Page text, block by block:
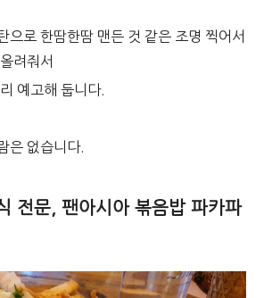
으로 한땀한땀 맨든 것 같은 조명 찍어서
려줘서
예고해 둡니다.
은 없습니다.
전문, 팬아시아 볶음밥 파카파